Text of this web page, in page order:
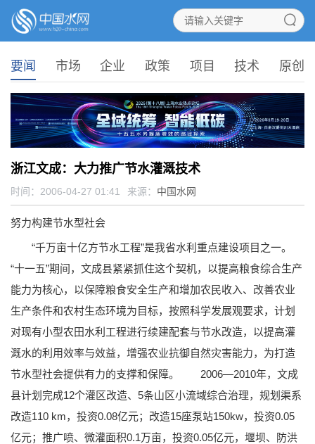
要闻 市场 企业 政策 项目 技术 原创
浙江文成：大力推广节水灌溉技术
时间：2006-04-27 01:41 来源： 中国水网
努力构建节水型社会
“千万亩十亿方节水工程”是我省水利重点建设项目之一。
“十一五”期间，文成县紧紧抓住这个契机，以提高粮食综合生产
能力为核心，以保障粮食安全生产和增加农民收入、改善农业
生产条件和农村生态环境为目标，按照科学发展观要求，计划
对现有小型农田水利工程进行续建配套与节水改造，以提高灌
溉水的利用效率与效益，增强农业抗御自然灾害能力，为打造
节水型社会提供有力的支撑和保障。
2006—2010年，文成
县计划完成12个灌区改造、5条山区小流域综合治理，规划渠系
改造110 km，投资0.08亿元；改造15座泵站150kw，投资0.05
亿元；推广喷、微灌面积0.1万亩，投资0.05亿元，堰坝、防洪